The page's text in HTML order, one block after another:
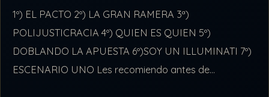
1º) EL PACTO 2º) LA GRAN RAMERA 3ª)
POLIJUSTICRACIA 4º) QUIEN ES QUIEN 5º)
DOBLANDO LA APUESTA 6º)SOY UN ILLUMINATI 7º)
ESCENARIO UNO Les recomiendo antes de